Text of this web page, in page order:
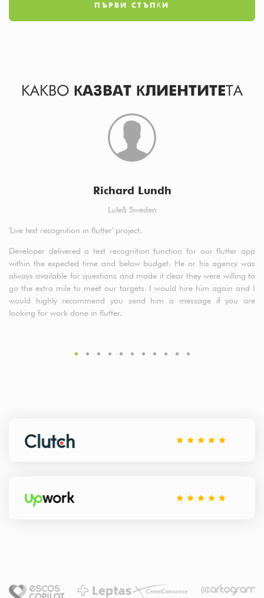
ПЪРВИ СТЪПКИ
КАКВО КАЗВАТ КЛИЕНТИТЕТА
Richard Lundh
Luleå Sweden
'Live text recognition in flutter' project.
Developer delivered a text recognition function for our flutter app
within the expected time and below budget. He or his agency was
always available for questions and made it clear they were willing to
go the extra mile to meet our targets. I would hire him again and I
would highly recommend you send him a message if you are
looking for work done in flutter.